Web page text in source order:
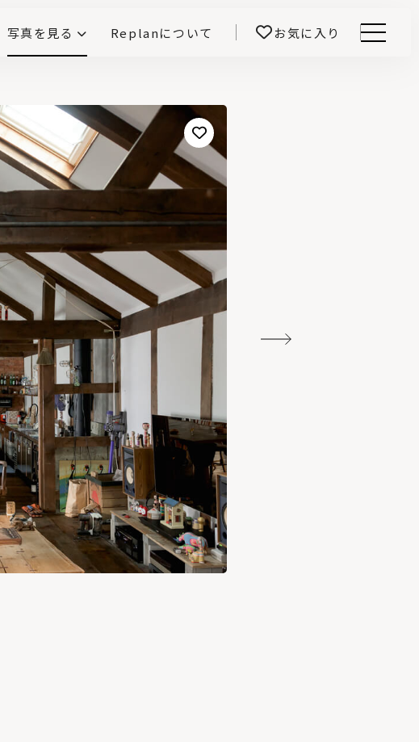
写真を見る Replanについて お気に入り